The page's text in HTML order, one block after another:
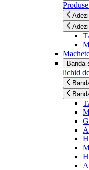
Banda
lichid